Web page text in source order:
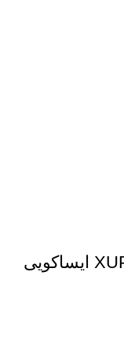
زنجیر پمپ روغن پژوXUP-XU7-405 ایساکویی